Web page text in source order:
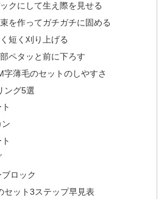
クにして生え際を見せる
を作ってガチガチに固める
短く刈り上げる
ペタッと前に下ろす
字薄毛のセットのしやすさ
ング5選
ロック
セット3ステップ早見表